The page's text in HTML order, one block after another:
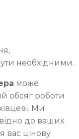
необхідними.
може
обсяг роботи
Ми
до ваших
вас цінову